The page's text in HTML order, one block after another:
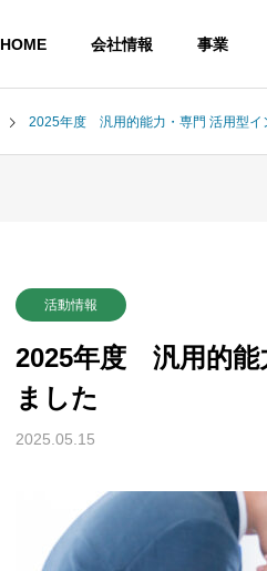
HOME 会社情報 事業
沿革
2025年度 汎用的能力・専門 活用型イ
活動情報
2025年度 汎用的能
ました
2025.05.15